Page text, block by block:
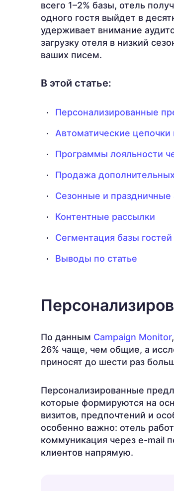
всего 1–2% базы, отель
одного гостя выйдет в
удерживает внимание
загрузку отеля в низкий
ваших писем.
В этой статье:
Персонализированные
Автоматические цепочки
Программы лояльности
Продажа
Сезонные и праздничные
Контентные рассылки
Сегментация базы гостей
Выводы по статье
По данным Campaign Monitor
26% чаще, чем общие, а
приносят до шести раз
Персонализированные
которые формируются на
визитов, предпочтений и
особенно важно: отель
коммуникация через e-mail
клиентов напрямую.